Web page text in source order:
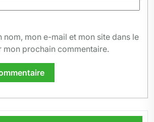
nom, mon e-mail et mon site dans le
mon prochain commentaire.